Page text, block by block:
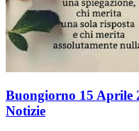
Buongiorno 15 Aprile
Notizie